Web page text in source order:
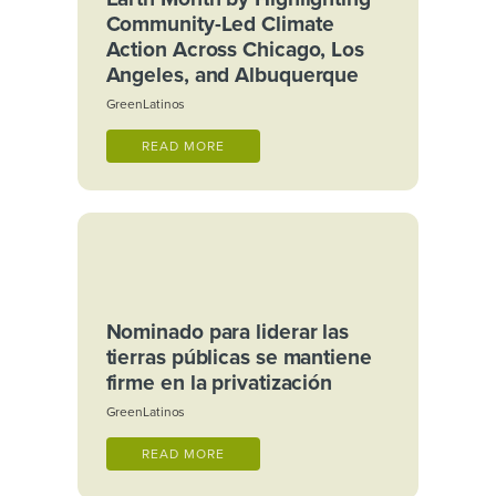
claro: una transición que deja atrás a
los trabajadores, ignora a las
comunidades o repite las mismas
prácticas extractivas no es justa. Es
simplemente más de lo mismo.
Lo que esto
significa para
comunidades
latinas en
Estados
Unidos
Community-Led Climate
Action Across Chicago, Los
Angeles, and Albuquerque
GreenLatinos
READ MORE
Nominado para liderar las
tierras públicas se mantiene
firme en la privatización
GreenLatinos
READ MORE